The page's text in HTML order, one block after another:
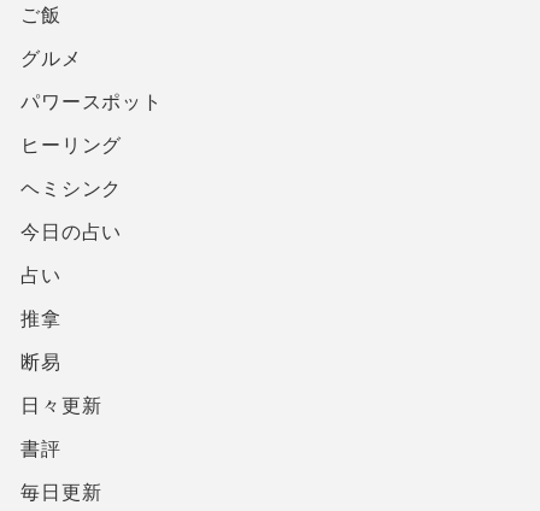
ご飯
グルメ
パワースポット
ヒーリング
ヘミシンク
今日の占い
占い
推拿
断易
日々更新
書評
毎日更新